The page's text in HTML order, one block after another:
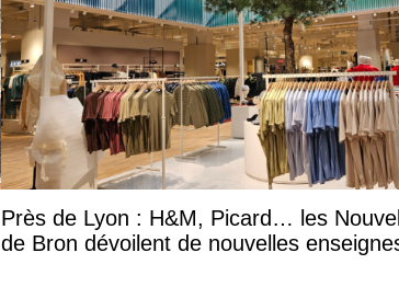
Près de Lyon : H&M, Picard… les
de Bron dévoilent de nouvelles